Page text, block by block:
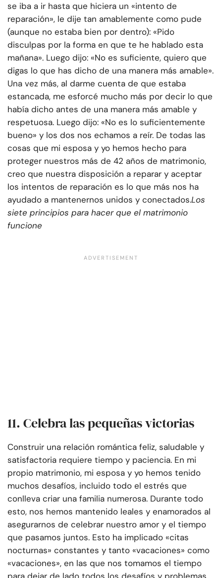
se iba a ir hasta que hiciera un «intento de
reparación», le dije tan amablemente como pude
(aunque no estaba bien por dentro): «Pido
disculpas por la forma en que te he hablado esta
mañana». Luego dijo: «No es suficiente, quiero que
digas lo que has dicho de una manera más amable».
Una vez más, al darme cuenta de que estaba
estancada, me esforcé mucho más por decir lo que
había dicho antes de una manera más amable y
respetuosa. Luego dijo: «No es lo suficientemente
bueno» y los dos nos echamos a reír. De todas las
cosas que mi esposa y yo hemos hecho para
proteger nuestros más de 42 años de matrimonio,
creo que nuestra disposición a reparar y aceptar
los intentos de reparación es lo que más nos ha
ayudado a mantenernos unidos y conectados.Los
siete principios para hacer que el matrimonio
funcione
11. Celebra las pequeñas victorias
Construir una relación romántica feliz, saludable y
satisfactoria requiere tiempo y paciencia. En mi
propio matrimonio, mi esposa y yo hemos tenido
muchos desafíos, incluido todo el estrés que
conlleva criar una familia numerosa. Durante todo
esto, nos hemos mantenido leales y enamorados al
asegurarnos de celebrar nuestro amor y el tiempo
que pasamos juntos. Esto ha implicado «citas
nocturnas» constantes y tanto «vacaciones» como
«vacaciones», en las que nos tomamos el tiempo